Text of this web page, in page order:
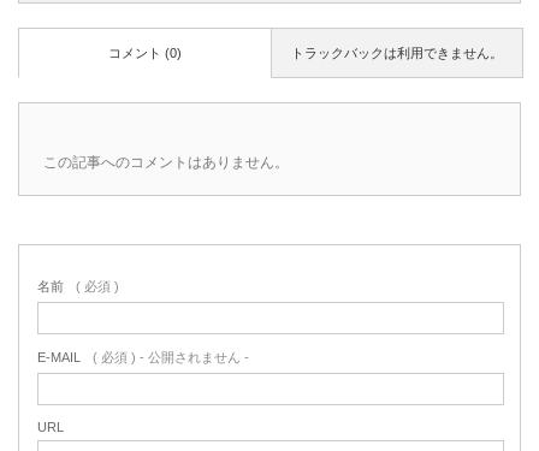
トラックバックは利用できません。
コメント (0)
この記事へのコメントはありません。
名前 ( 必須 )
E-MAIL ( 必須 ) - 公開されません -
URL